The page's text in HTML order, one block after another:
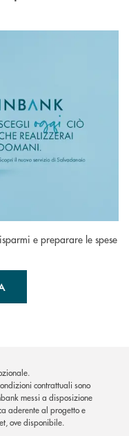
e preparare le spese
contrattuali sono
messi a disposizione
aderente al progetto e
ove disponibile.